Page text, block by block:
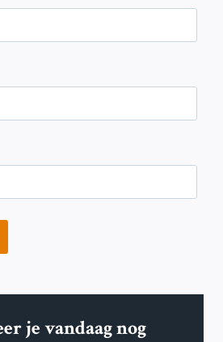
je vandaag nog